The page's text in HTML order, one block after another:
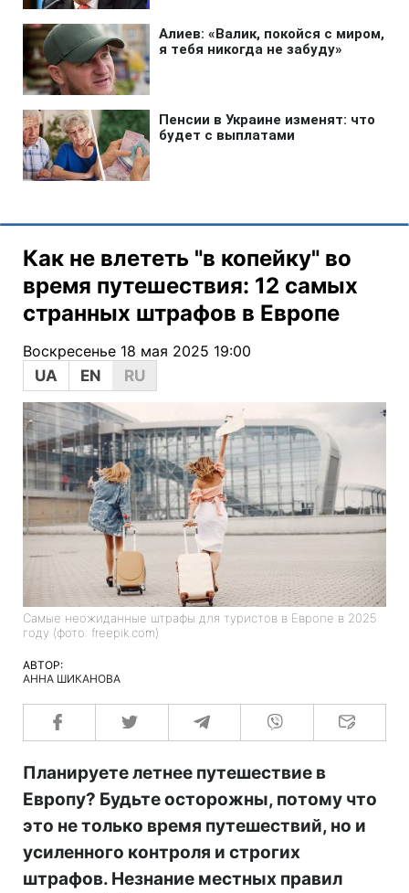
Как не влететь "в копейку" во
время путешествия: 12 самых
странных штрафов в Европе
Воскресенье 18 мая 2025 19:00
UA
EN RU
Самые неожиданные штрафы для туристов в Европе в 2025
году (фото: freepik.com)
АВТОР:
АННА ШИКАНОВА
Планируете летнее путешествие в
Европу? Будьте осторожны, потому что
это не только время путешествий, но и
усиленного контроля и строгих
штрафов. Незнание местных правил